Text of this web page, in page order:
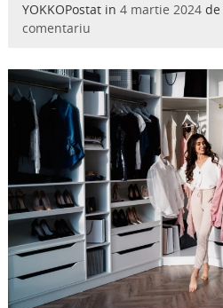
YOKKOPostat in 4 martie 2024de
comentariu